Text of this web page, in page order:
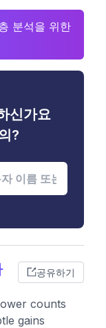
분석을 위한
신가요
?
공유하기
counts
gains